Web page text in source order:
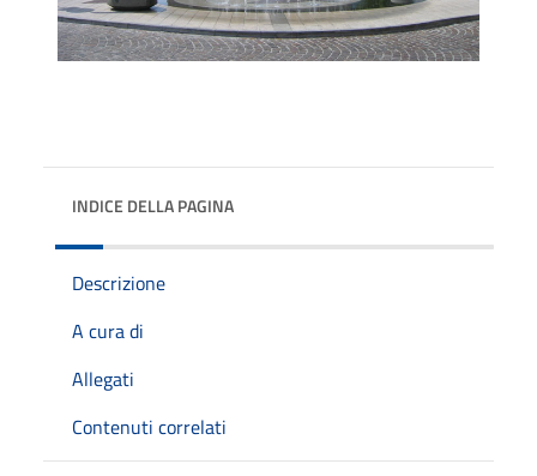
INDICE DELLA PAGINA
Descrizione
A cura di
Allegati
Contenuti correlati